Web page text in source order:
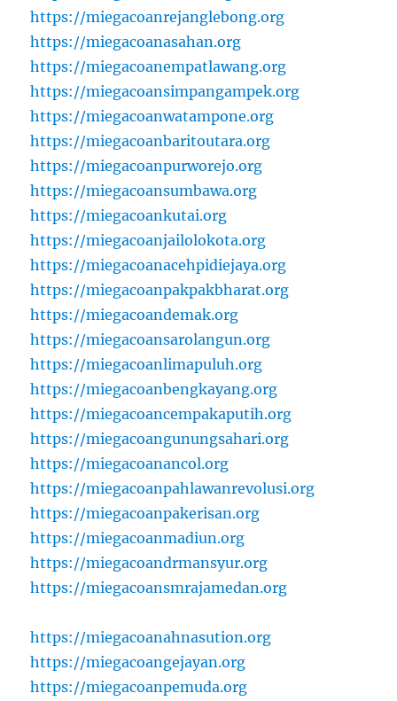
https://miegacoanrejanglebong.org
https://miegacoanasahan.org
https://miegacoanempatlawang.org
https://miegacoansimpangampek.org
https://miegacoanwatampone.org
https://miegacoanbaritoutara.org
https://miegacoanpurworejo.org
https://miegacoansumbawa.org
https://miegacoankutai.org
https://miegacoanjailolokota.org
https://miegacoanacehpidiejaya.org
https://miegacoanpakpakbharat.org
https://miegacoandemak.org
https://miegacoansarolangun.org
https://miegacoanlimapuluh.org
https://miegacoanbengkayang.org
https://miegacoancempakaputih.org
https://miegacoangunungsahari.org
https://miegacoanancol.org
https://miegacoanpahlawanrevolusi.org
https://miegacoanpakerisan.org
https://miegacoanmadiun.org
https://miegacoandrmansyur.org
https://miegacoansmrajamedan.org
https://miegacoanahnasution.org
https://miegacoangejayan.org
https://miegacoanpemuda.org